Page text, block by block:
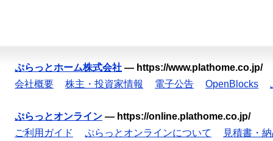
ぷらっとホーム株式会社 — https://www.plathome.co.jp/
会社概要
株主・投資家情報 電子公告 OpenBlocks
ぷらっとオンライン — https://online.plathome.co.jp/
ご利用ガイド
ぷらっとオンラインについて
見積書・